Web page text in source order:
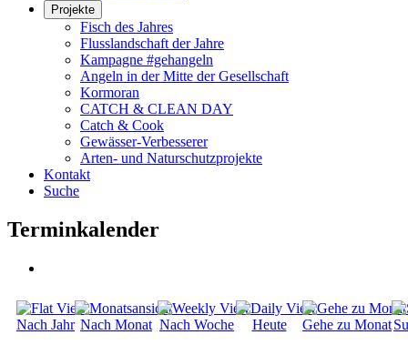
Projekte
Fisch des Jahres
Flusslandschaft der Jahre
Kampagne #gehangeln
Angeln in der Mitte der Gesellschaft
Kormoran
CATCH & CLEAN DAY
Catch & Cook
Gewässer-Verbesserer
Arten- und Naturschutzprojekte
Kontakt
Suche
Terminkalender
Nach Jahr Nach Monat Nach Woche Heute Gehe zu Monat